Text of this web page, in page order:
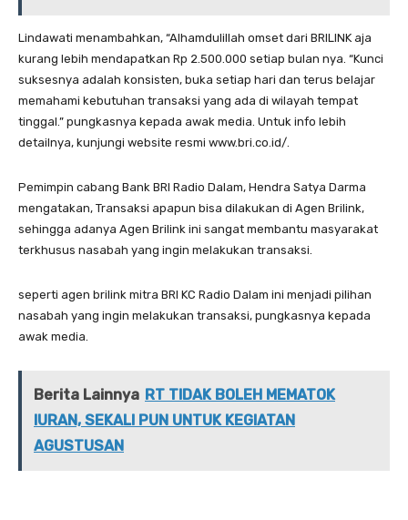
Lindawati menambahkan, “Alhamdulillah omset dari BRILINK aja
kurang lebih mendapatkan Rp 2.500.000 setiap bulan nya. “Kunci
suksesnya adalah konsisten, buka setiap hari dan terus belajar
memahami kebutuhan transaksi yang ada di wilayah tempat
tinggal.” pungkasnya kepada awak media. Untuk info lebih
detailnya, kunjungi website resmi www.bri.co.id/.
Pemimpin cabang Bank BRI Radio Dalam, Hendra Satya Darma
mengatakan, Transaksi apapun bisa dilakukan di Agen Brilink,
sehingga adanya Agen Brilink ini sangat membantu masyarakat
terkhusus nasabah yang ingin melakukan transaksi.
seperti agen brilink mitra BRI KC Radio Dalam ini menjadi pilihan
nasabah yang ingin melakukan transaksi, pungkasnya kepada
awak media.
Berita Lainnya RT TIDAK BOLEH MEMATOK
IURAN, SEKALI PUN UNTUK KEGIATAN
AGUSTUSAN